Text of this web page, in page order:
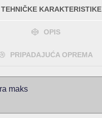
TEHNIČKE KARAKTERISTIKE
OPIS
PRIPADAJUĆA OPREMA
maks